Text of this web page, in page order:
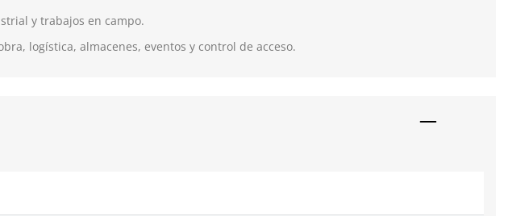
y trabajos en campo.
logística, almacenes, eventos y control de acceso.